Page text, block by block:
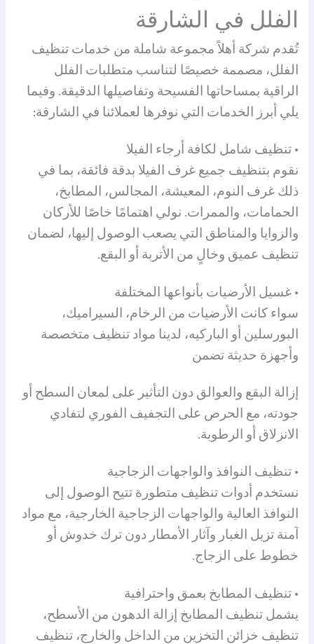
الفلل في الشارقة
تُقدم شركة أهلاً مجموعة شاملة من خدمات تنظيف
الفلل، مصممة خصيصًا لتناسب متطلبات الفلل
الراقية بمساحاتها الفسيحة وتفاصيلها الدقيقة. وفيما
يلي أبرز الخدمات التي نوفرها لعملائنا في الشارقة:
• تنظيف شامل لكافة أرجاء الفيلا
نقوم بتنظيف جميع غرف الفيلا بدقة فائقة، بما في
ذلك غرف النوم، المعيشة، المجالس، المطابخ،
الحمامات، والممرات. نولي اهتمامًا خاصًا للأركان
والزوايا والمناطق التي يصعب الوصول إليها، لضمان
تنظيف عميق وخالٍ من الأتربة أو البقع.
• غسيل الأرضيات بأنواعها المختلفة
سواء كانت الأرضيات من الرخام، السيراميك،
البورسلين أو الباركيه، لدينا مواد تنظيف متخصصة
وأجهزة حديثة تضمن
إزالة البقع والعوالق دون التأثير على لمعان السطح أو
جودته، مع الحرص على التجفيف الفوري لتفادي
الانزلاق أو الرطوبة.
• تنظيف النوافذ والواجهات الزجاجية
نستخدم أدوات تنظيف متطورة تتيح الوصول إلى
النوافذ العالية والواجهات الزجاجية الخارجية، مع مواد
آمنة تزيل الغبار وآثار الأمطار دون ترك خدوش أو
خطوط على الزجاج.
• تنظيف المطابخ بعمق واحترافية
يشمل تنظيف المطابخ إزالة الدهون من الأسطح،
تنظيف خزائن التخزين من الداخل والخارج، تنظيف